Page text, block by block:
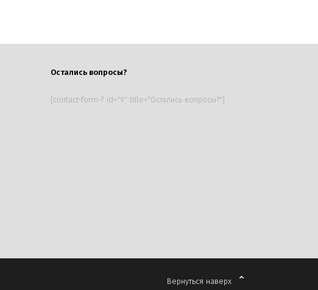
Остались вопросы?
[contact-form-7 id="9" title="Остались вопросы?"]
Вернуться наверх